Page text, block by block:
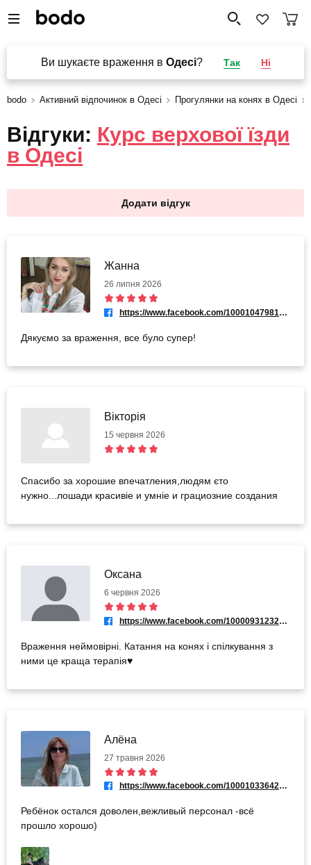
Ви шукаєте враження в Одесі? Так Ні
bodo Активний відпочинок в Одесі Прогулянки на конях в Одесі
Відгуки: Курс верхової їзди
в Одесі
Додати відгук
Жанна
26 липня 2026
https://www.facebook.com/100010479815445
Дякуємо за враження, все було супер!
Вікторія
15 червня 2026
Спасибо за хорошие впечатления,людям єто
нужно...лошади красивіе и умніе и грациозние создания
Оксана
6 червня 2026
https://www.facebook.com/100009312326512
Враження неймовірні. Катання на конях і спілкування з
ними це краща терапія♥️
Алёна
27 травня 2026
https://www.facebook.com/100010336421726
Ребёнок остался доволен,вежливый персонал -всё
прошло хорошо)